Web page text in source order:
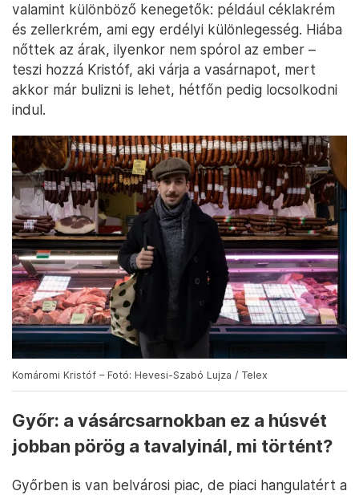
valamint különböző kenegetők: például céklakrém
és zellerkrém, ami egy erdélyi különlegesség. Hiába
nőttek az árak, ilyenkor nem spórol az ember –
teszi hozzá Kristóf, aki várja a vasárnapot, mert
akkor már bulizni is lehet, hétfőn pedig locsolkodni
indul.
Komáromi Kristóf – Fotó: Hevesi-Szabó Lujza / Telex
Győr: a vásárcsarnokban ez a húsvét
jobban pörög a tavalyinál, mi történt?
Győrben is van belvárosi piac, de piaci hangulatért a